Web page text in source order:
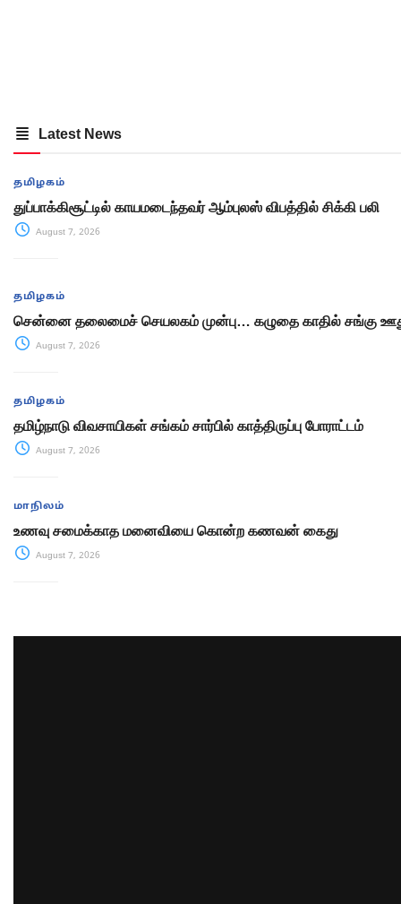
Latest News
தமிழகம்
துப்பாக்கிசூட்டில் காயமடைந்தவர் ஆம்புலஸ் விபத்தில் சிக்கி பலி
August 7, 2026
தமிழகம்
சென்னை தலைமைச் செயலகம் முன்பு… கழுதை காதில் சங்கு
August 7, 2026
தமிழகம்
தமிழ்நாடு விவசாயிகள் சங்கம் சார்பில் காத்திருப்பு போராட்டம்
August 7, 2026
மாநிலம்
உணவு சமைக்காத மனைவியை கொன்ற கணவன் கைது
August 7, 2026